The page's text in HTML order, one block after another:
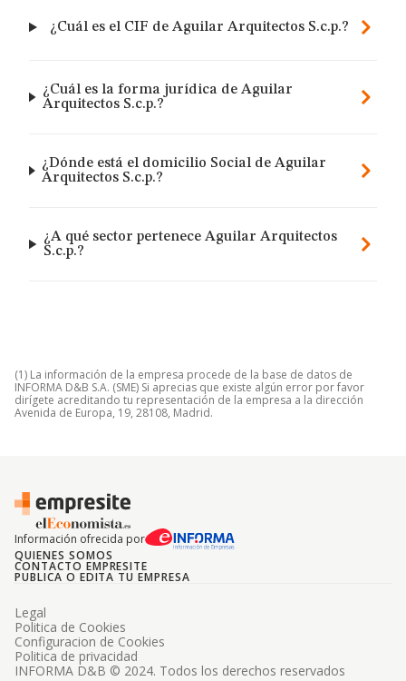
¿Cuál es el CIF de Aguilar Arquitectos S.c.p.?
¿Cuál es la forma jurídica de Aguilar
Arquitectos S.c.p.?
¿Dónde está el domicilio Social de Aguilar
Arquitectos S.c.p.?
¿A qué sector pertenece Aguilar Arquitectos
S.c.p.?
(1) La información de la empresa procede de la base de datos de
INFORMA D&B S.A. (SME) Si aprecias que existe algún error por favor
dirígete acreditando tu representación de la empresa a la dirección
Avenida de Europa, 19, 28108, Madrid.
Información ofrecida por
QUIENES SOMOS
CONTACTO EMPRESITE
PUBLICA O EDITA TU EMPRESA
INFORMA D&B © 2024. Todos los derechos reservados
Legal
Politica de Cookies
Configuracion de Cookies
Politica de privacidad